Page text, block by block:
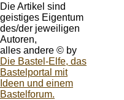
Die Artikel sind
geistiges Eigentum
des/der jeweiligen
Autoren,
alles andere © by
Die Bastel-Elfe, das
Bastelportal mit
Ideen und einem
Bastelforum.